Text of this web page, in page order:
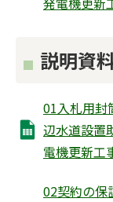
説明資
01入札用封
辺水道設置
電機更新工
02契約の保